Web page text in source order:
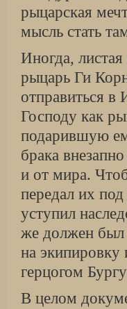
рыцарская
мысль стать
Иногда,
рыцарь Ги
отправиться
Господу как
подарившую
брака
и от мира.
передал их
уступил
же должен был
на
герцогом
В целом